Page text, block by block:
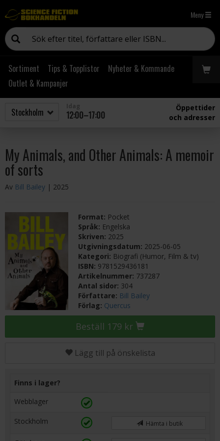
Meny
Sortiment Tips & Topplistor
Nyheter & Kommande
Outlet & Kampanjer
12:00–17:00
Öppettider
och adresser
My Animals, and Other Animals: A memoir
of sorts
Av Bill Bailey | 2025
Format: Pocket
Språk: Engelska
Skriven: 2025
Utgivningsdatum: 2025-06-05
Kategori: Biografi (Humor, Film & tv)
ISBN: 9781529436181
Artikelnummer: 737287
Antal sidor: 304
Författare: Bill Bailey
Förlag: Quercus
Beställ 179 kr
Lägg till på önskelista
Finns i lager?
Webblager
Stockholm Hämta i butik